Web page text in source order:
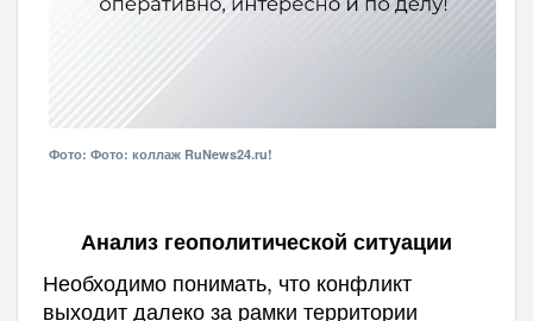
Фото: Фото: коллаж RuNews24.ru!
Анализ геополитической ситуации
Необходимо понимать, что конфликт
выходит далеко за рамки территории